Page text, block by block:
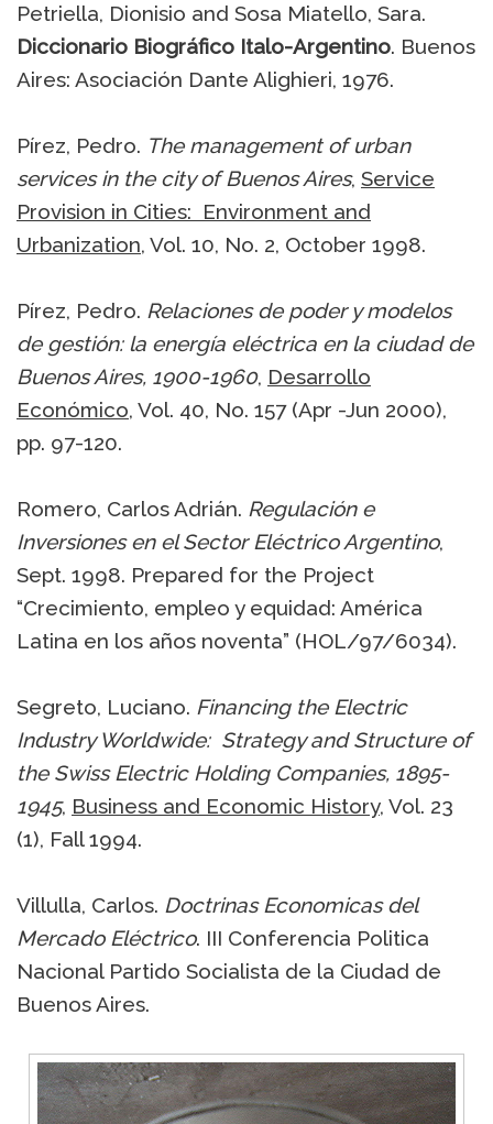
Petriella, Dionisio and Sosa Miatello, Sara.
Diccionario Biográfico Italo-Argentino. Buenos
Aires: Asociación Dante Alighieri, 1976.
Pírez, Pedro. The management of urban
services in the city of Buenos Aires, Service
Provision in Cities: Environment and
Urbanization, Vol. 10, No. 2, October 1998.
Pírez, Pedro. Relaciones de poder y modelos
de gestión: la energía eléctrica en la ciudad de
Buenos Aires, 1900-1960, Desarrollo
Económico, Vol. 40, No. 157 (Apr -Jun 2000),
pp. 97-120.
Romero, Carlos Adrián. Regulación e
Inversiones en el Sector Eléctrico Argentino,
Sept. 1998. Prepared for the Project
“Crecimiento, empleo y equidad: América
Latina en los años noventa” (HOL/97/6034).
Segreto, Luciano. Financing the Electric
Industry Worldwide: Strategy and Structure of
the Swiss Electric Holding Companies, 1895-
1945, Business and Economic History, Vol. 23
(1), Fall 1994.
Villulla, Carlos. Doctrinas Economicas del
Mercado Eléctrico. III Conferencia Politica
Nacional Partido Socialista de la Ciudad de
Buenos Aires.